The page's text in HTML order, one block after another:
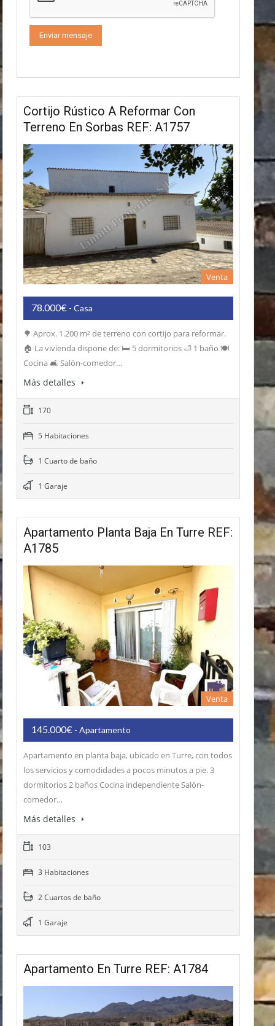
Cortijo Rústico A Reformar Con
Terreno En Sorbas REF: A1757
Venta
78.000€ - Casa
🌳 Aprox. 1.200 m² de terreno con cortijo para reformar.
🏠 La vivienda dispone de: 🛏️ 5 dormitorios 🛁 1 baño 🍽️
Cocina 🛋️ Salón-comedor…
Más detalles
170
5 Habitaciones
1 Cuarto de baño
1 Garaje
Apartamento Planta Baja En Turre REF:
A1785
Venta
145.000€ - Apartamento
Apartamento en planta baja, ubicado en Turre, con todos
los servicios y comodidades a pocos minutos a pie. 3
dormitorios 2 baños Cocina independiente Salón-
comedor…
Más detalles
103
3 Habitaciones
2 Cuartos de baño
1 Garaje
Apartamento En Turre REF: A1784